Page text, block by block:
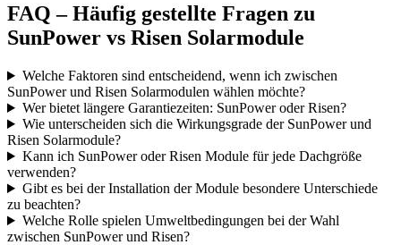
FAQ – Häufig gestellte Fragen zu
SunPower vs Risen Solarmodule
Welche Faktoren sind entscheidend, wenn ich zwischen
SunPower und Risen Solarmodulen wählen möchte?
Wer bietet längere Garantiezeiten: SunPower oder Risen?
Wie unterscheiden sich die Wirkungsgrade der SunPower und
Risen Solarmodule?
Kann ich SunPower oder Risen Module für jede Dachgröße
verwenden?
Gibt es bei der Installation der Module besondere Unterschiede
zu beachten?
Welche Rolle spielen Umweltbedingungen bei der Wahl
zwischen SunPower und Risen?